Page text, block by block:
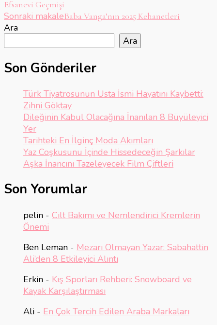
dolaşımı
Efsanevi Geçmişi
Sonraki makaleBaba Vanga’nın 2025 Kehanetleri
Ara
Ara
Son Gönderiler
Türk Tiyatrosunun Usta İsmi Hayatını Kaybetti:
Zihni Göktay
Dileğinin Kabul Olacağına İnanılan 8 Büyüleyici
Yer
Tarihteki En İlginç Moda Akımları
Yaz Coşkusunu İçinde Hissedeceğin Şarkılar
Aşka İnancını Tazeleyecek Film Çiftleri
Son Yorumlar
pelin - Cilt Bakımı ve Nemlendirici Kremlerin
Önemi
Ben Leman - Mezarı Olmayan Yazar: Sabahattin
Ali’den 8 Etkileyici Alıntı
Erkin - Kış Sporları Rehberi: Snowboard ve
Kayak Karşılaştırması
Ali - En Çok Tercih Edilen Araba Markaları